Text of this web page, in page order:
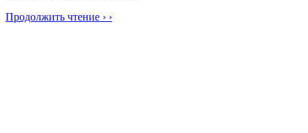
Продолжить чтение › ›